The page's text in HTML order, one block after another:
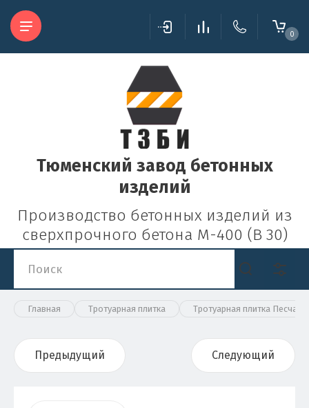
Тюменский завод бетонных
изделий
Производство бетонных изделий из
сверхпрочного бетона М-400 (В 30)
0
Главная Тротуарная плитка Тротуарная плитка
Предыдущий Следующий